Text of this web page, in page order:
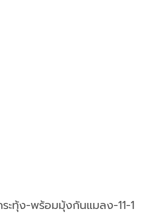
ะทุ้ง-พร้อมมุ้งกันแมลง-11-1